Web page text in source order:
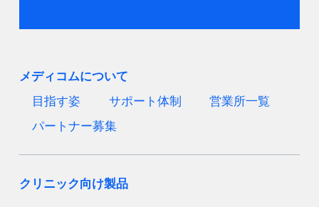
メディコムについて
目指す姿
サポート体制
営業所一覧
パートナー募集
クリニック向け製品